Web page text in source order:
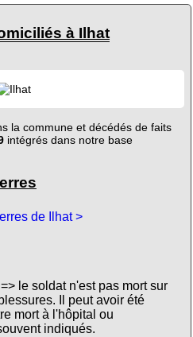
à Ilhat
la commune et décédés de faits
intégrés dans notre base
de Ilhat >
le soldat n'est pas mort sur
Il peut avoir été
mort à l'hôpital ou
indiqués.